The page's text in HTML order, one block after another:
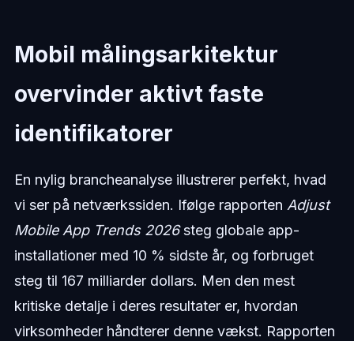
Mobil målingsarkitektur
overvinder aktivt faste
identifikatorer
En nylig brancheanalyse illustrerer perfekt, hvad
vi ser på netværkssiden. Ifølge rapporten Adjust
Mobile App Trends 2026steg globale app-
installationer med 10 % sidste år, og forbruget
steg til 167 milliarder dollars. Men den mest
kritiske detalje i deres resultater er, hvordan
virksomheder håndterer denne vækst. Rapporten